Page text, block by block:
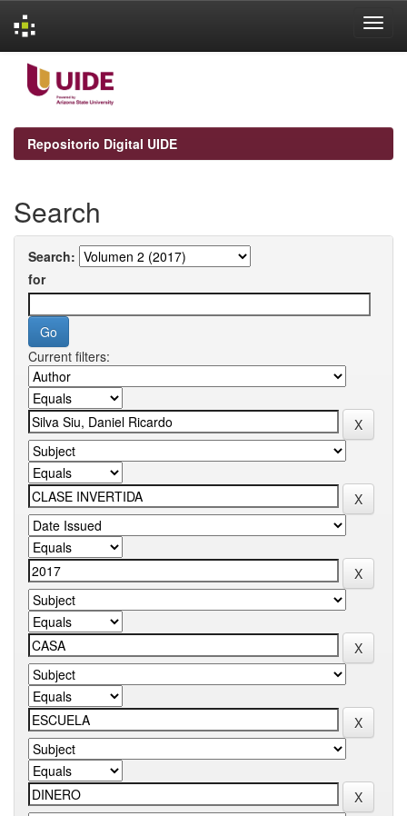
navigation
Repositorio Digital UIDE
Search
Search:
for
Current filters: